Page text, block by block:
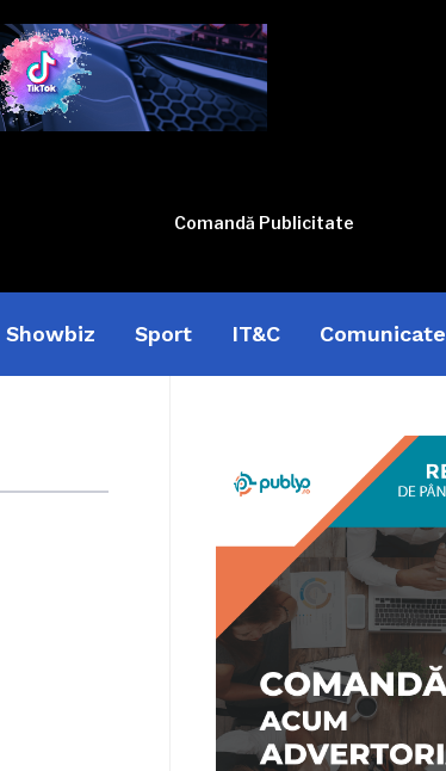
Comandă Publicitate
Showbiz Sport IT&C Comunicate